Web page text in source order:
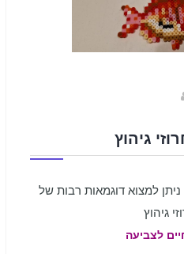
גיהוץ
ניתן למצוא דוגמאות רבות של
גיהוץ
לצביעה